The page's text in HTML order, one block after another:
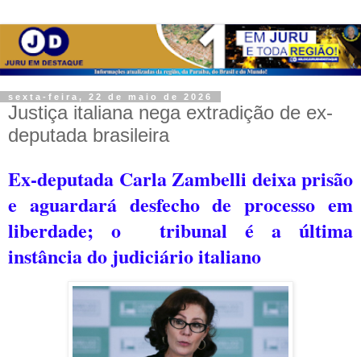
sexta-feira, 22 de maio de 2026
Justiça italiana nega extradição de ex-
deputada brasileira
Ex-deputada Carla Zambelli deixa prisão
e aguardará desfecho de processo em
liberdade; o
tribunal é a última
instância do judiciário italiano